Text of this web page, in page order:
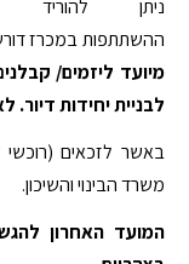
ניתן
ההשתתפות במכרז
מיועד ליזמים/
לבניית יחידות
באשר לזכאים
משרד הבינוי והשיכון.